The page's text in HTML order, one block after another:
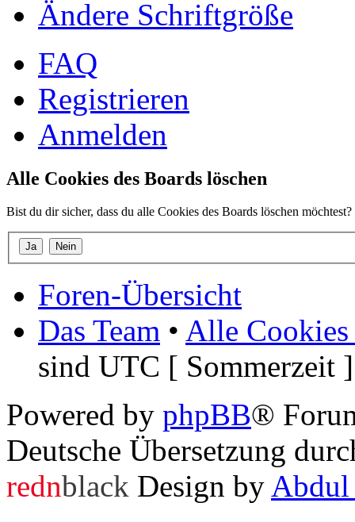
Ändere Schriftgröße
FAQ
Registrieren
Anmelden
Alle Cookies des Boards löschen
Bist du dir sicher, dass du alle Cookies des Boards löschen möchtest?
Foren-Übersicht
Das Team • Alle Cookies
sind UTC [ Sommerzeit ]
Powered by phpBB®
Deutsche Übersetzung
rednblack Design by Abdul